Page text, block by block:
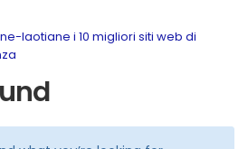
laotiane i 10 migliori siti web di